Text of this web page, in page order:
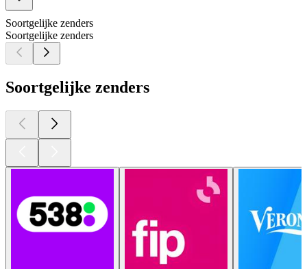
Soortgelijke zenders
Soortgelijke zenders
Soortgelijke zenders